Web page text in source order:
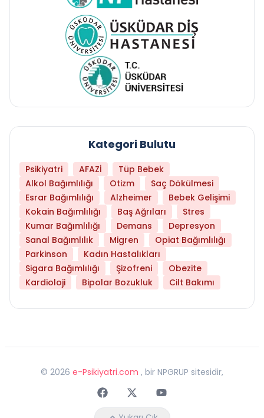
Kategori Bulutu
Psikiyatri AFAZİ
Tüp Bebek
Alkol Bağımlılığı
Otizm
Saç Dökülmesi
Esrar Bağımlılığı
Alzheimer
Bebek Gelişimi
Kokain Bağımlılığı
Baş Ağrıları
Stres
Kumar Bağımlılığı
Demans
Depresyon
Sanal Bağımlılık
Migren
Opiat Bağımlılığı
Parkinson
Kadın Hastalıkları
Sigara Bağımlılığı
Şizofreni
Obezite
Kardioloji
Bipolar Bozukluk Cilt Bakımı
© 2026 e-Psikiyatri.com , bir NPGRUP sitesidir,
FaceebokTwitterYoutube